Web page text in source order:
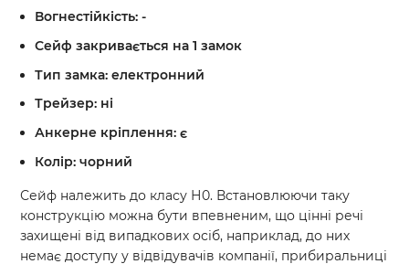
Вогнестійкість: -
Сейф закривається на 1 замок
Тип замка: електронний
Трейзер: ні
Анкерне кріплення: є
Колір: чорний
Сейф належить до класу Н0. Встановлюючи таку
конструкцію можна бути впевненим, що цінні речі
захищені від випадкових осіб, наприклад, до них
немає доступу у відвідувачів компанії, прибиральниці